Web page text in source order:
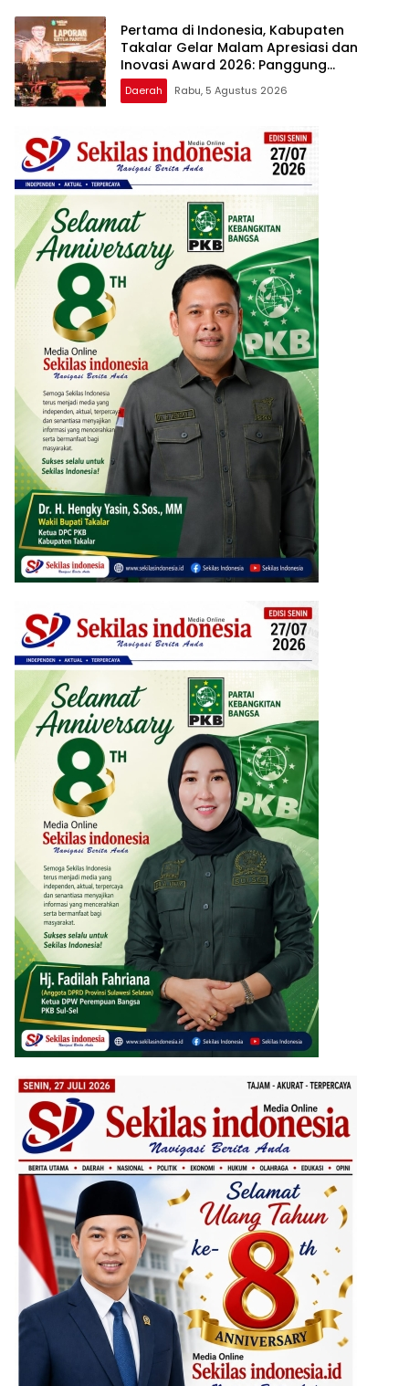
Pertama di Indonesia, Kabupaten
Takalar Gelar Malam Apresiasi dan
Inovasi Award 2026: Panggung
Penghargaan bagi Pelayan Publik
Berprestasi
Daerah Rabu, 5 Agustus 2026